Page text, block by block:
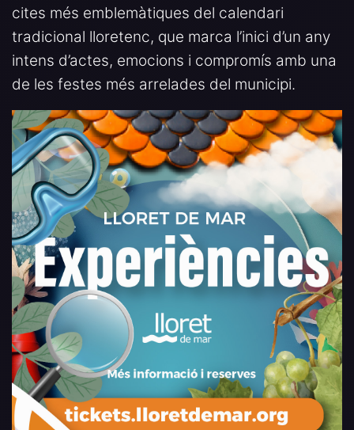
cites més emblemàtiques del calendari
tradicional lloretenc, que marca l’inici d’un any
intens d’actes, emocions i compromís amb una
de les festes més arrelades del municipi.